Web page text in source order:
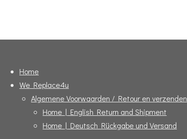
Home
We Replace4u
Algemene Voorwaarden / Retour en verzenden
Home | English Return and Shipment
Home | Deutsch Rückgabe und Versand